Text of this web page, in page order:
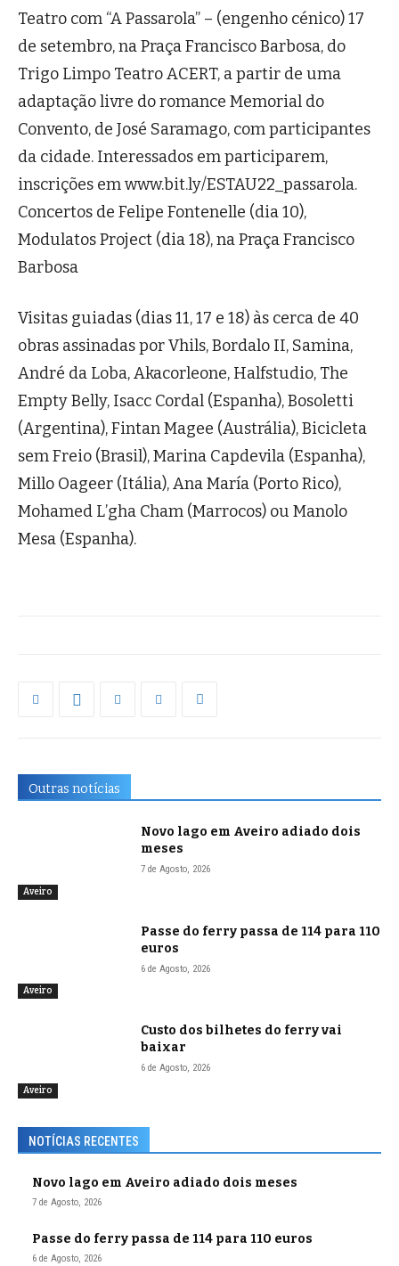
Teatro com “A Passarola” – (engenho cénico) 17
de setembro, na Praça Francisco Barbosa, do
Trigo Limpo Teatro ACERT, a partir de uma
adaptação livre do romance Memorial do
Convento, de José Saramago, com participantes
da cidade. Interessados em participarem,
inscrições em www.bit.ly/ESTAU22_passarola.
Concertos de Felipe Fontenelle (dia 10),
Modulatos Project (dia 18), na Praça Francisco
Barbosa
Visitas guiadas (dias 11, 17 e 18) às cerca de 40
obras assinadas por Vhils, Bordalo II, Samina,
André da Loba, Akacorleone, Halfstudio, The
Empty Belly, Isacc Cordal (Espanha), Bosoletti
(Argentina), Fintan Magee (Austrália), Bicicleta
sem Freio (Brasil), Marina Capdevila (Espanha),
Millo Oageer (Itália), Ana María (Porto Rico),
Mohamed L’gha Cham (Marrocos) ou Manolo
Mesa (Espanha).
Outras notícias
Aveiro
Novo lago em Aveiro adiado dois
meses
7 de Agosto, 2026
Aveiro
Passe do ferry passa de 114 para 110
euros
6 de Agosto, 2026
Aveiro
Custo dos bilhetes do ferry vai
baixar
6 de Agosto, 2026
NOTÍCIAS RECENTES
Novo lago em Aveiro adiado dois meses
7 de Agosto, 2026
Passe do ferry passa de 114 para 110 euros
6 de Agosto, 2026